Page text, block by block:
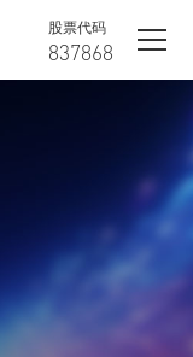
股票代码
837868